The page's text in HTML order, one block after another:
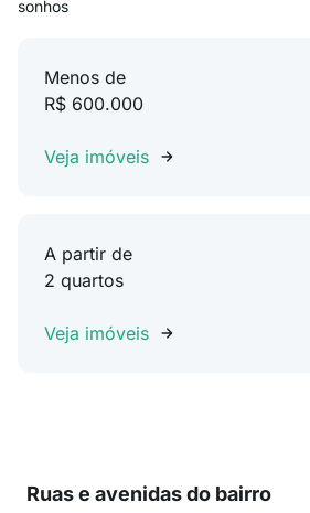
sonhos
Menos de
R$ 600.000
Veja imóveis
A partir de
2 quartos
Veja imóveis
Ruas e avenidas do bairro